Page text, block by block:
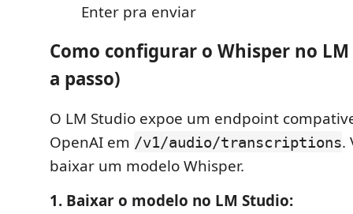
Enter pra enviar
Como configurar o Whisper no
a passo)
O LM Studio expoe um endpoint
OpenAI em /v1/audio/transcriptions.
baixar um modelo Whisper.
1. Baixar o modelo no LM Studio: